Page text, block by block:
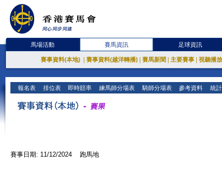
馬場活動 賽馬資訊 足球資訊
賽事資料(本地) 賽事資料(越洋轉播) 賽馬新聞 主要賽事 視聽播
報名表 排位表 即時賠率 練馬師分場表 騎師分場表 參考資料 統
賽事日期: 11/12/2024 跑馬地